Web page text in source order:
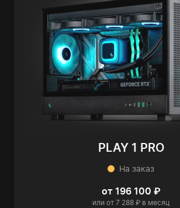
PLAY 1 PRO
На заказ
от 196 100 ₽
или от 7 288 ₽ в месяц